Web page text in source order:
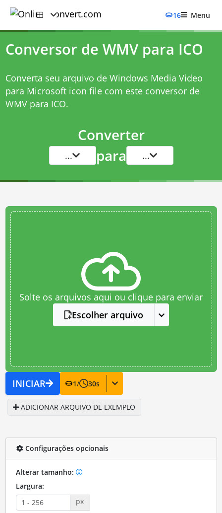
16 Menu
Conversor de WMV para ICO
Converta seu arquivo de Windows Media Video
para Microsoft icon file com este conversor de
WMV para ICO.
Converter
... para ...
Solte os arquivos aqui ou clique para enviar
Escolher arquivo
INICIAR 1/ 30s
ADICIONAR ARQUIVO DE EXEMPLO
Configurações opcionais
Alterar tamanho:
Largura:
px